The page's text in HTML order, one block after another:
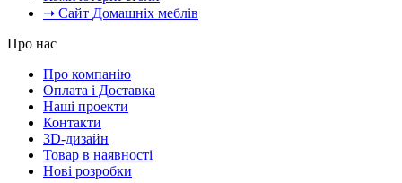
➝ Сайт Домашніх меблів
Про нас
Про компанію
Оплата і Доставка
Наші проекти
Контакти
3D-дизайн
Товар в наявності
Нові розробки